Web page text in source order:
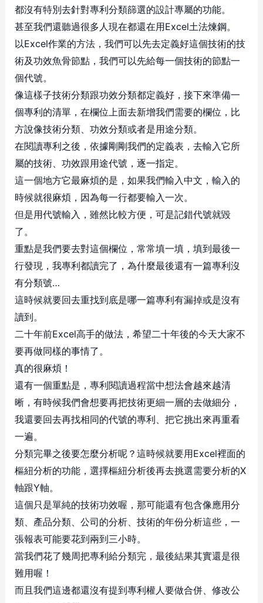
都沒有特別去針對專利分類篩選的設計專屬的功能。
甚至我們還聽過很多人現在都還在用Excel土法煉鋼。
以Excel作業的方法，我們可以先去定義好這個技術的技
術及功效魚骨節點，我們可以先給每一個技術的節點一
個代號。
像這樣子技術分類跟功效分類都定義好，接下來準備一
個專利的清單，在欄位上面去新增我們需要的欄位，比
方說像技術分類、功效分類或者是用途分類。
在閱讀專利之後，依據剛剛我們的定義表，去輸入它所
屬的技術、功效跟用途代號，逐一指定。
這一個地方它最麻煩的是，如果我們輸入中文，輸入的
時候就很麻煩，因為每一行都要輸入一次。
但是用代號輸入，雖然比較方便，可是記錯代號就毀
了。
重點是我們要去對這個欄位，常常填一填，填到最後一
行發現，我專利都讀完了，為什麼最後還有一篇專利沒
有分類號…
這時候就要回去重找到底是哪一篇專利有漏掉或是沒有
讀到。
二十年前Excel高手的做法，希望二十年後的今天大家不
要再做同樣的事情了。
真的很麻煩！
還有一個重點是，專利閱讀過程當中想法會越來越清
晰，有時候我們會想要再把技術更細一層的去做細分，
我還要回去再找相同的代號的專利、把它挑出來再重看
一遍。
分類完畢之後要怎麼分析呢？這時候就要用Excel裡面的
樞紐分析的功能，選擇樞紐分析後再去挑選需要分析的X
軸跟Y軸。
這個只是單純的技術功效喔，那可能還有包含像應用分
類、產品分類、公司的分析、技術的年份分析這些，一
張報表可能要花到兩到三小時。
當我們花了幾周把專利給分類完，最後結果其實還是很
難用喔！
而且我們這邊都還沒有提到專利權人要做合併、修改公